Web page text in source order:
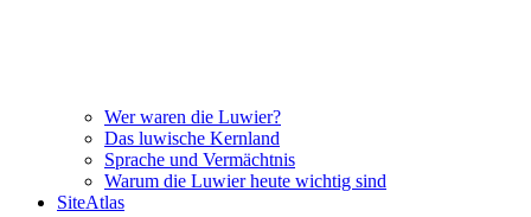
Wer waren die Luwier?
Das luwische Kernland
Sprache und Vermächtnis
Warum die Luwier heute wichtig sind
SiteAtlas